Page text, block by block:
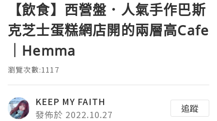
【飲食】西營盤．人氣手作巴斯
克芝士蛋糕網店開的兩層高Cafe
｜Hemma
瀏覽次數:1117
KEEP MY FAITH
發佈於 2022.10.27
追蹤